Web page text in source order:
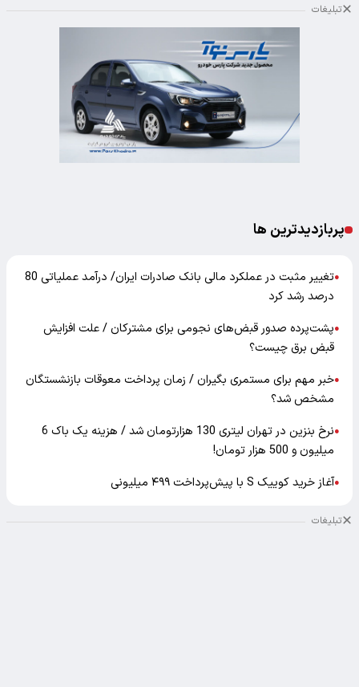
تبلیغات
پربازدیدترین ها
●
تغییر مثبت در عملکرد مالی بانک صادرات ایران/ درآمد عملیاتی 80
درصد رشد کرد
●پشت‌پرده صدور قبض‌های نجومی برای مشترکان / علت افزایش
قبض برق چیست؟
●خبر مهم برای مستمری بگیران / زمان پرداخت معوقات بازنشستگان
مشخص شد؟
●
نرخ بنزین در تهران لیتری 130 هزارتومان شد / هزینه یک باک 6
میلیون و 500 هزار تومان!
●آغاز خرید کوییک S با پیش‌پرداخت ۴۹۹ میلیونی
تبلیغات